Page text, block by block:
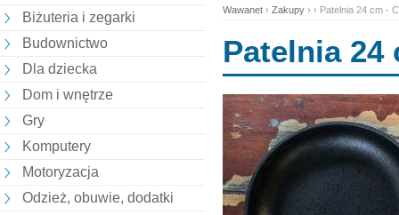
Biżuteria i zegarki
Budownictwo
Dla dziecka
Dom i wnętrze
Gry
Komputery
Motoryzacja
Odzież, obuwie, dodatki
Wawanet › Zakupy › › Patelnia 24 cm -
Patelnia 24